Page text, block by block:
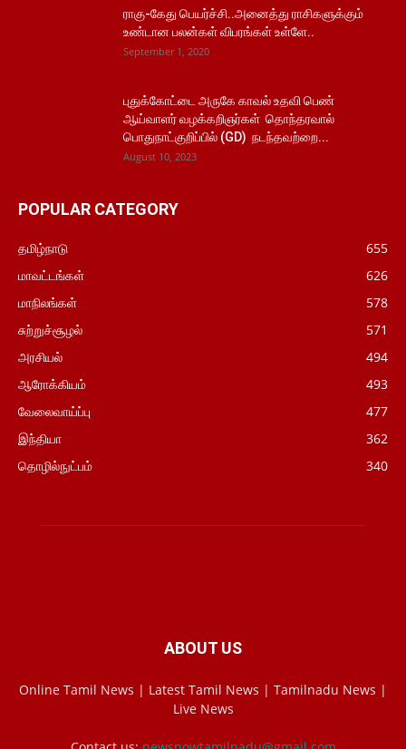
ராகு-கேது பெயர்ச்சி..அனைத்து ராசிகளுக்கும்
உண்டான பலன்கள் விபரங்கள் உள்ளே..
September 1, 2020
புதுக்கோட்டை அருகே காவல் உதவி பெண்
ஆய்வாளர் வழக்கறிஞர்கள் தொந்தரவால்
பொதுநாட்குறிப்பில் (GD) நடந்தவற்றை...
August 10, 2023
POPULAR CATEGORY
தமிழ்நாடு
655
மாவட்டங்கள்
626
மாநிலங்கள்
578
சுற்றுச்சூழல்
571
அரசியல்
494
ஆரோக்கியம்
493
வேலைவாய்ப்பு
477
இந்தியா
362
தொழில்நுட்பம்
340
ABOUT US
Online Tamil News | Latest Tamil News | Tamilnadu News |
Live News